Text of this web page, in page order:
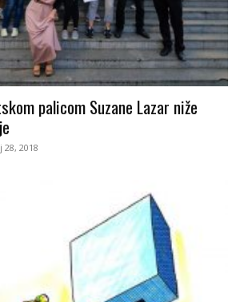
palicom Suzane Lazar niže
28, 2018